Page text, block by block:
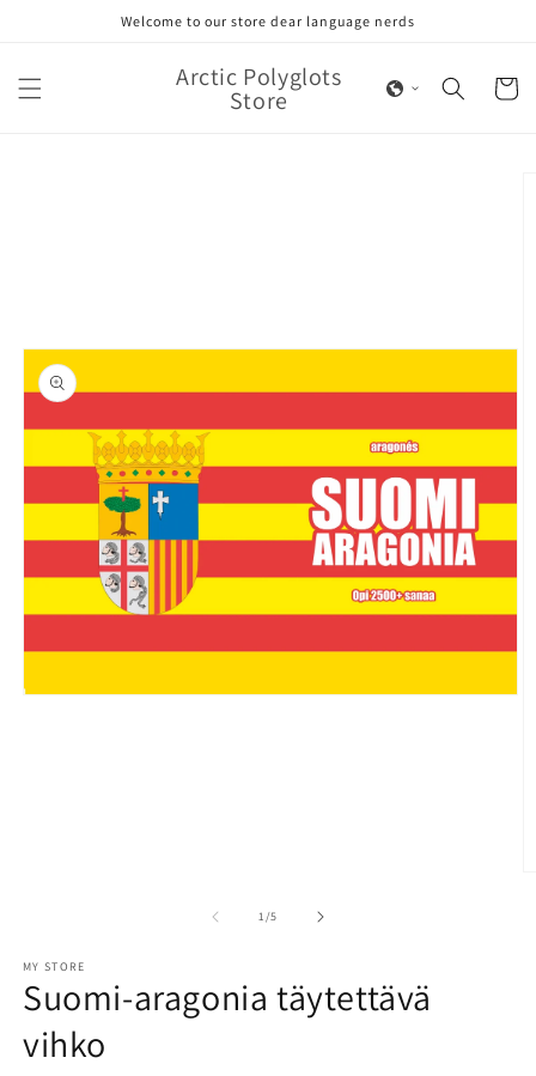
Welcome to our store dear language nerds
Arctic Polyglots
Store Cart
1/of
5
MY STORE
Suomi-aragonia täytettävä
vihko